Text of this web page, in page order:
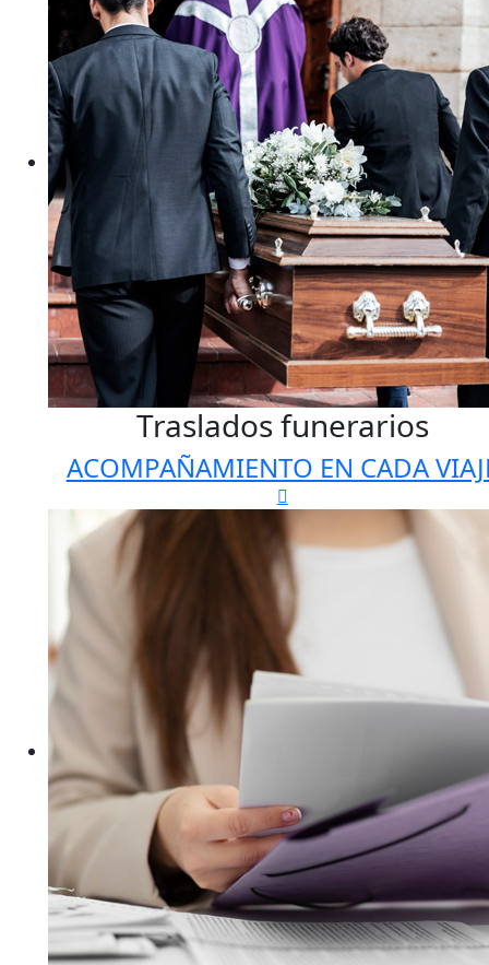
Traslados funerarios
ACOMPAÑAMIENTO EN CADA